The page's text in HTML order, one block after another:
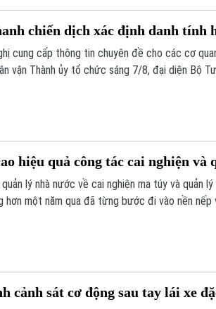
chiến dịch xác định danh tính
cung cấp thông tin chuyên đề cho các cơ
vận Thành ủy tổ chức sáng 7/8, đại diện Bộ
hiệu quả công tác cai nghiện và
lý nhà nước về cai nghiện ma túy và quản
hơn một năm qua đã từng bước đi vào nền
cảnh sát cơ động sau tay lái xe